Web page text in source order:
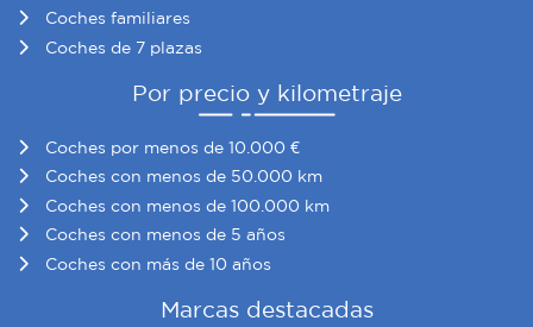
Coches familiares
Coches de 7 plazas
Por precio y kilometraje
Coches por menos de 10.000 €
Coches con menos de 50.000 km
Coches con menos de 100.000 km
Coches con menos de 5 años
Coches con más de 10 años
Marcas destacadas